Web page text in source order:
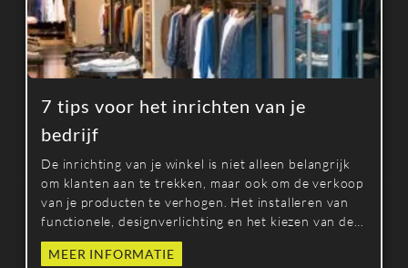
Rodalight uw ruimtes volgens de geldende normen.
7 tips voor het inrichten van je
bedrijf
De inrichting van je winkel is niet alleen belangrijk
om klanten aan te trekken, maar ook om de verkoop
van je producten te verhogen. Het installeren van
functionele, designverlichting en het kiezen van de
juiste meubels en decoratie zijn ook cruciaal.
Gebruik onze zeven tips om erachter te komen hoe
MEER INFORMATIE